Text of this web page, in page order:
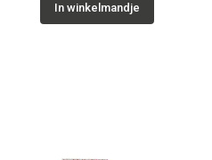
In winkelmandje